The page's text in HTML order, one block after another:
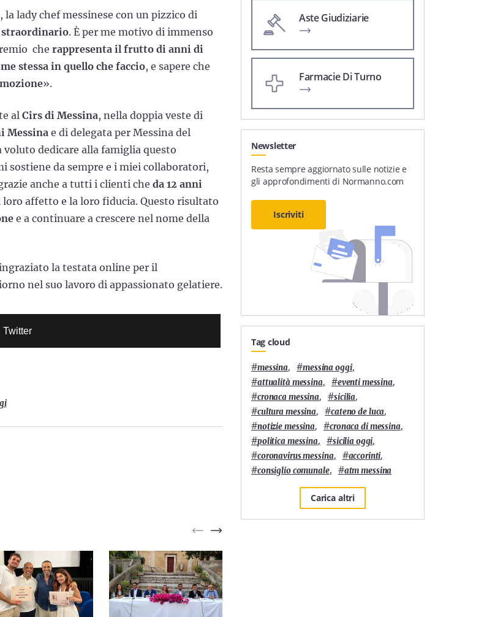
lady chef messinese con un pizzico di
. È per me motivo di immenso
che rappresenta il frutto di anni di
stessa in quello che faccio, e sapere che
».
al Cirs di Messina, nella doppia veste di
Messina e di delegata per Messina del
voluto dedicare alla famiglia questo
sostiene da sempre e i miei collaboratori,
anche a tutti i clienti che da 12 anni
affetto e la loro fiducia. Questo risultato
e a continuare a crescere nel nome della
la testata online per il
nel suo lavoro di appassionato gelatiere.
Twitter
Aste Giudiziarie
Farmacie Di Turno
Newsletter
Resta sempre aggiornato sulle notizie e
gli approfondimenti di Normanno.com
Iscriviti
Tag cloud
#messina, #messina oggi,
#attualità messina, #eventi messina,
#cronaca messina, #sicilia,
#cultura messina, #cateno de luca,
#notizie messina, #cronaca di messina,
#politica messina, #sicilia oggi,
#coronavirus messina, #accorinti,
#consiglio comunale, #atm messina
Carica altri